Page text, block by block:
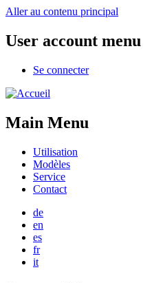
Aller au contenu principal
User account menu
Se connecter
Main Menu
Utilisation
Modèles
Service
Contact
de
en
es
fr
it